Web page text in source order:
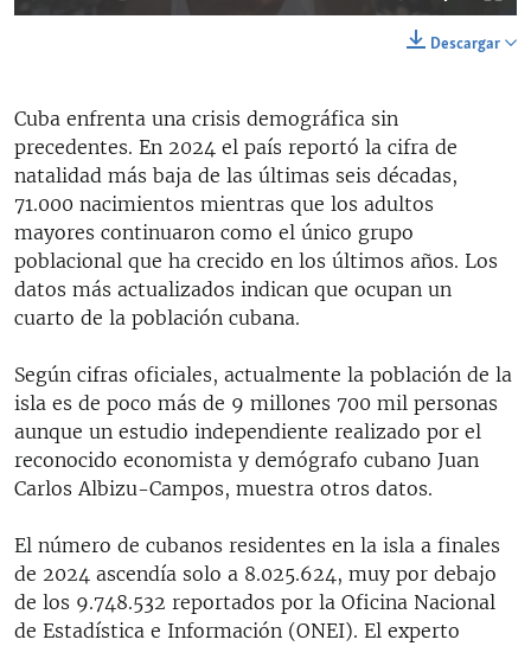
Auto 144p 240p 360p
480p 720p 1080p
144p
480p
720p
1080p
Descargar
Cuba enfrenta una crisis demográfica sin
precedentes. En 2024 el país reportó la cifra de
natalidad más baja de las últimas seis décadas,
71.000 nacimientos mientras que los adultos
mayores continuaron como el único grupo
poblacional que ha crecido en los últimos años. Los
datos más actualizados indican que ocupan un
cuarto de la población cubana.
Según cifras oficiales, actualmente la población de la
isla es de poco más de 9 millones 700 mil personas
aunque un estudio independiente realizado por el
reconocido economista y demógrafo cubano Juan
Carlos Albizu-Campos, muestra otros datos.
El número de cubanos residentes en la isla a finales
de 2024 ascendía solo a 8.025.624, muy por debajo
de los 9.748.532 reportados por la Oficina Nacional
de Estadística e Información (ONEI). El experto